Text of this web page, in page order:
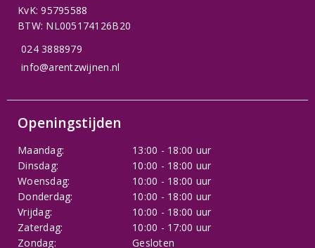
KvK: 95795588
BTW: NL005174126B20
024 3888979
info@arentzwijnen.nl
Openingstijden
Maandag:
13:00 - 18:00 uur
Dinsdag:
10:00 - 18:00 uur
Woensdag:
10:00 - 18:00 uur
Donderdag:
10:00 - 18:00 uur
Vrijdag:
10:00 - 18:00 uur
Zaterdag:
10:00 - 17:00 uur
Zondag:
Gesloten